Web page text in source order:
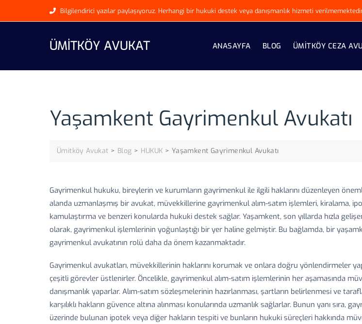
Bilgilendirici yazılar paylaşıyoruz. Herhangi bir hukuki destek veya danışmanlık hizmeti
ÜMITKÖY AVUKAT ANASAYFA BLOG ÜMITKÖY CEZA
Yaşamkent Gayrimenkul Avukatı
Ümitköy Avukat > Blog > HUKUK > Yaşamkent Gayrimenkul Avukatı
Gayrimenkul hukuku, bireylerin ve kurumların gayrimenkul ile ilgili haklarını düzenleyen
alanda uzmanlaşmış bir avukat, müvekkillerine gayrimenkul alım-satım işlemleri, kiralama,
kamulaştırma ve benzeri konularda hukuki destek sağlar. Yaşamkent, son yıllarda hızla
olarak, gayrimenkul işlemlerinin yoğunlaştığı bir yer haline gelmiştir. Bu bağlamda, bir
gayrimenkul avukatının rolü daha da önem kazanmaktadır.
Gayrimenkul avukatları, müvekkillerinin haklarını korumak ve onlara doğru yönlendirmeler
çeşitli görevler üstlenirler. Öncelikle, gayrimenkul alım-satım işlemlerinin her aşamasında
danışmanlık yaparlar. Alım-satım sözleşmelerinin hazırlanması, şartların belirlenmesi ve
karşılıklı hakların güvence altına alınması konularında uzmanlık sağlarlar. Bunun yanı sıra,
üzerinde bulunan ipotek veya diğer hakların tespiti ve bunların hukuki süreçleri hakkında